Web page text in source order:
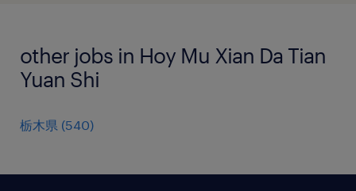
other jobs in Hoy Mu Xian Da Tian
Yuan Shi
栃木県 (540)